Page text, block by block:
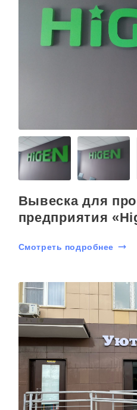
Вывеска для
предприятия
Смотреть подробнее